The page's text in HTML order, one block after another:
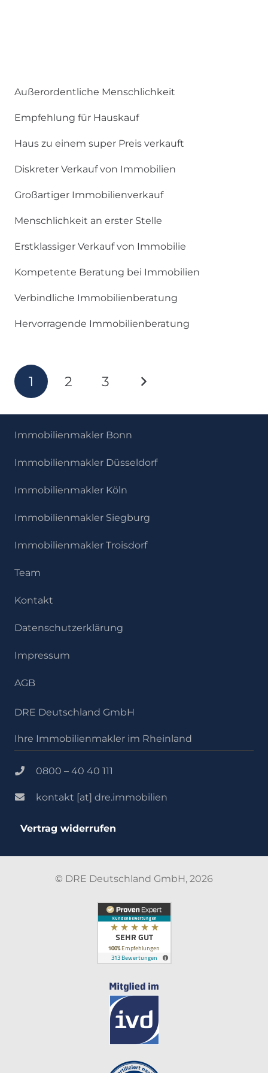
Außerordentliche Menschlichkeit
Empfehlung für Hauskauf
Haus zu einem super Preis verkauft
Diskreter Verkauf von Immobilien
Großartiger Immobilienverkauf
Menschlichkeit an erster Stelle
Erstklassiger Verkauf von Immobilie
Kompetente Beratung bei Immobilien
Verbindliche Immobilienberatung
Hervorragende Immobilienberatung
1 2 3
Immobilienmakler Bonn
Immobilienmakler Düsseldorf
Immobilienmakler Köln
Immobilienmakler Siegburg
Immobilienmakler Troisdorf
Team
Kontakt
Datenschutzerklärung
Impressum
AGB
DRE Deutschland GmbH
Ihre Immobilienmakler im Rheinland
0800 – 40 40 111
kontakt [at] dre.immobilien
Vertrag widerrufen
© DRE Deutschland GmbH, 2026